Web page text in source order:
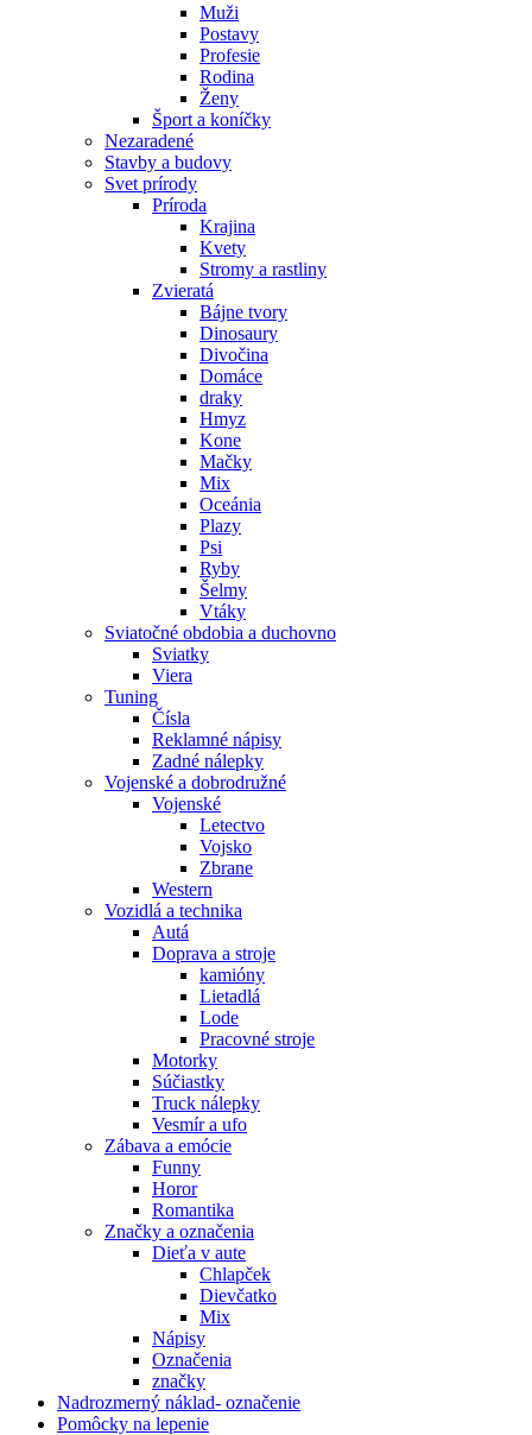
Muži
Postavy
Profesie
Rodina
Ženy
Šport a koníčky
Nezaradené
Stavby a budovy
Svet prírody
Príroda
Krajina
Kvety
Stromy a rastliny
Zvieratá
Bájne tvory
Dinosaury
Divočina
Domáce
draky
Hmyz
Kone
Mačky
Mix
Oceánia
Plazy
Psi
Ryby
Šelmy
Vtáky
Sviatočné obdobia a duchovno
Sviatky
Viera
Tuning
Čísla
Reklamné nápisy
Zadné nálepky
Vojenské a dobrodružné
Vojenské
Letectvo
Vojsko
Zbrane
Western
Vozidlá a technika
Autá
Doprava a stroje
kamióny
Lietadlá
Lode
Pracovné stroje
Motorky
Súčiastky
Truck nálepky
Vesmír a ufo
Zábava a emócie
Funny
Horor
Romantika
Značky a označenia
Dieťa v aute
Chlapček
Dievčatko
Mix
Nápisy
Označenia
značky
Nadrozmerný náklad- označenie
Pomôcky na lepenie